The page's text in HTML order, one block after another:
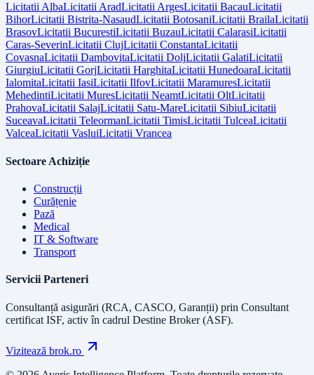
LicitatiiAlbaLicitatiiAradLicitatiiArgesLicitatii BacauLicitatii
BihorLicitatii Bistrita-NasaudLicitatii BotosaniLicitatii BrailaLicitatii
BrasovLicitatii BucurestiLicitatii BuzauLicitatii CalarasiLicitatii
Caras-SeverinLicitatii ClujLicitatii ConstantaLicitatii
CovasnaLicitatii DambovitaLicitatii DoljLicitatii GalatiLicitatii
GiurgiuLicitatii GorjLicitatii HarghitaLicitatii HunedoaraLicitatii
IalomitaLicitatii IasiLicitatii IlfovLicitatii MaramuresLicitatii
MehedintiLicitatii MuresLicitatii NeamtLicitatii OltLicitatii
PrahovaLicitatii SalajLicitatii Satu-MareLicitatii SibiuLicitatii
SuceavaLicitatii TeleormanLicitatii TimisLicitatii TulceaLicitatii
ValceaLicitatii VasluiLicitatii Vrancea
Sectoare Achiziție
Construcții
Curățenie
Pază
Medical
IT & Software
Transport
Servicii Parteneri
Consultanță asigurări (RCA, CASCO, Garanții) prin Consultant
certificat ISF, activ în cadrul Destine Broker (ASF).
Vizitează brok.ro